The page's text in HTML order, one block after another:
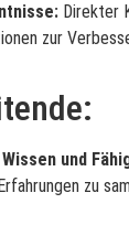
Direkter
zur
und
zu